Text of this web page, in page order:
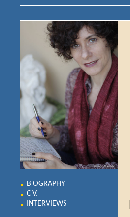
BIOGRAPHY
C.V.
INTERVIEWS